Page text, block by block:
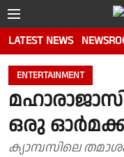
LATEST NEWS
ENTERTAINMENT
ഒരു
ക്യാമ്പസിലെ